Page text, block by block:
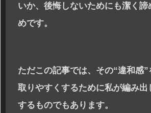
いか、後悔しないためにも潔く諦
めです。
ただこの記事では、その“違和感”
取りやすくするために私が編み出
するものでもあります。